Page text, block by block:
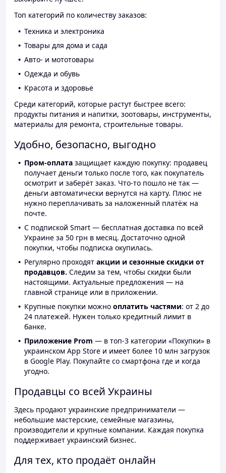
Топ категорий по количеству заказов:
Техника и электроника
Товары для дома и сада
Авто- и мототовары
Одежда и обувь
Красота и здоровье
Среди категорий, которые растут быстрее всего:
продукты питания и напитки, зоотовары, инструменты,
материалы для ремонта, строительные товары.
Удобно, безопасно, выгодно
Пром-оплата защищает каждую покупку: продавец
получает деньги только после того, как покупатель
осмотрит и заберёт заказ. Что-то пошло не так —
деньги автоматически вернутся на карту. Плюс не
нужно переплачивать за наложенный платёж на
почте.
С подпиской Smart — бесплатная доставка по всей
Украине за 50 грн в месяц. Достаточно одной
покупки, чтобы подписка окупилась.
Регулярно проходят акции и сезонные скидки от
продавцов. Следим за тем, чтобы скидки были
настоящими. Актуальные предложения — на
главной странице или в приложении.
Крупные покупки можно оплатить частями: от 2 до
24 платежей. Нужен только кредитный лимит в
банке.
Приложение Prom — в топ-3 категории «Покупки» в
украинском App Store и имеет более 10 млн загрузок
в Google Play. Покупайте со смартфона где и когда
угодно.
Продавцы со всей Украины
Здесь продают украинские предприниматели —
небольшие мастерские, семейные магазины,
производители и крупные компании. Каждая покупка
поддерживает украинский бизнес.
Для тех, кто продаёт онлайн